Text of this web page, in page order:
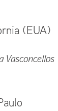
(EUA)
Vasconcellos